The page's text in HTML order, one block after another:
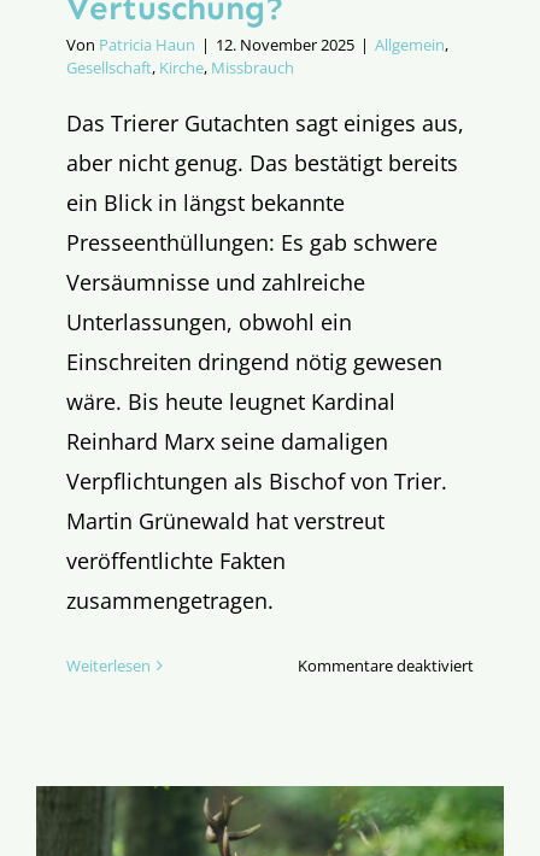
Vertuschung?
Von Patricia Haun | 12. November 2025 | Allgemein,
Gesellschaft, Kirche, Missbrauch
Das Trierer Gutachten sagt einiges aus,
aber nicht genug. Das bestätigt bereits
ein Blick in längst bekannte
Presseenthüllungen: Es gab schwere
Versäumnisse und zahlreiche
Unterlassungen, obwohl ein
Einschreiten dringend nötig gewesen
wäre. Bis heute leugnet Kardinal
Reinhard Marx seine damaligen
Verpflichtungen als Bischof von Trier.
Martin Grünewald hat verstreut
veröffentlichte Fakten
zusammengetragen.
Weiterlesen Kommentare deaktiviertfür
oder